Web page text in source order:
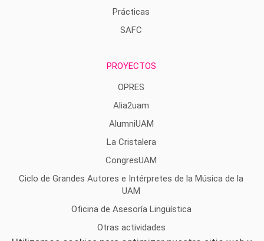
Prácticas
SAFC
PROYECTOS
OPRES
Alia2uam
AlumniUAM
La Cristalera
CongresUAM
Ciclo de Grandes Autores e Intérpretes de la Música de la
UAM
Oficina de Asesoría Lingüística
Otras actividades